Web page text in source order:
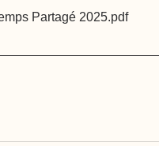
Partagé 2025.pdf